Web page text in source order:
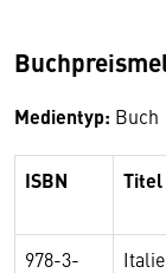
Medientyp: Buch
ISBN Titel
978-3-